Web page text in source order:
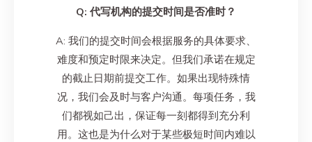
Q: 代写机构的提交时间是否准时？
A: 我们的提交时间会根据服务的具体要求、
难度和预定时限来决定。但我们承诺在规定
的截止日期前提交工作。如果出现特殊情
况，我们会及时与客户沟通。每项任务，我
们都视如己出，保证每一刻都得到充分利
用。这也是为什么对于某些极短时间内难以